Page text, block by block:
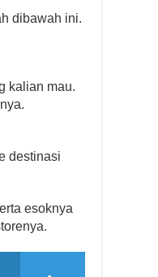
dibawah ini.
kalian mau.
destinasi
esoknya